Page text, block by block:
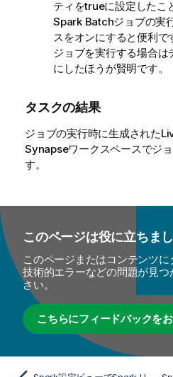
ティをtrueに設定したこ
Spark Batchジョブの実
スをオンにすると便利
ジョブを実行する場合は
にしたほうが賢明です。
タスクの結果
ジョブの実行時に生成された
Synapseワークスペースでジ
す。
このページは役に立ちま
このページまたはコンテンツに
技術的エラーなどの問題が見
さい。
こちらにフィードバックを